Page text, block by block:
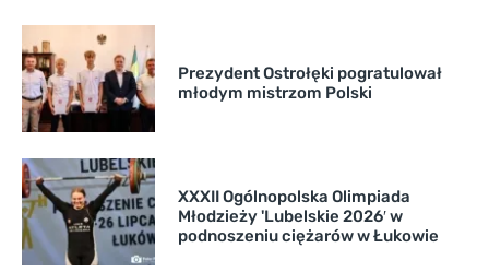
Prezydent Ostrołęki pogratulował
młodym mistrzom Polski
XXXII Ogólnopolska Olimpiada
Młodzieży 'Lubelskie 2026′ w
podnoszeniu ciężarów w Łukowie